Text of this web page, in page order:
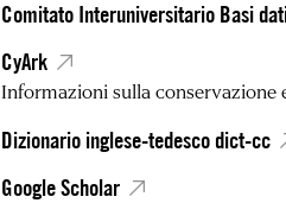
Comitato Interuniversitario Basi
CyArk
Informazioni sulla
Dizionario inglese-tedesco dict-cc
Google Scholar